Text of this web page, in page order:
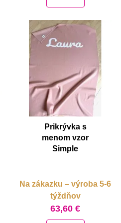
Prikrývka s
menom vzor
Simple
Na zákazku – výroba 5-6
týždňov
63,60 €